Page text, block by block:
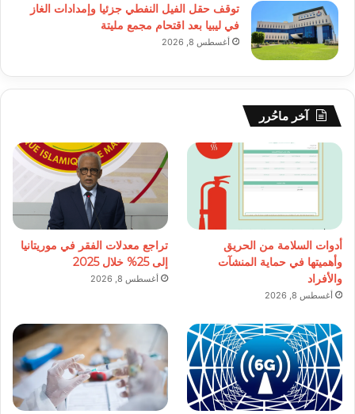
توقف حقل الفيل النفطي جزئيا وإمدادات الغاز
في ليبيا بعد اقتحام مجمع مليتة
أغسطس 8, 2026
آخر ماحُرر
أدوات السلامة من الحريق
وأهميتها في حماية المنشآت
والأفراد
أغسطس 8, 2026
تراجع معدلات الفقر في موريتانيا
إلى 25% خلال 2025
أغسطس 8, 2026